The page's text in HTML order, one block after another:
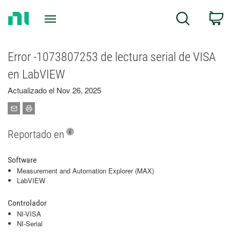
Search
Error -1073807253 de lectura serial de VISA
en LabVIEW
Actualizado el Nov 26, 2025
Reportado en
Software
Measurement and Automation Explorer (MAX)
LabVIEW
Controlador
NI-VISA
NI-Serial